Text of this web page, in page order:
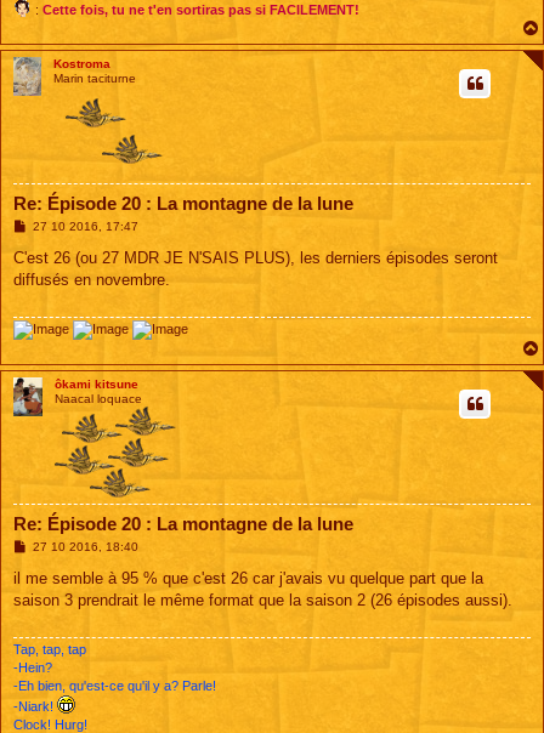
: Cette fois, tu ne t'en sortiras pas si FACILEMENT!
Kostroma
Marin taciturne
Re: Épisode 20 : La montagne de la lune
M
s
a
27 10 2016, 17:47
C'est 26 (ou 27 MDR JE N'SAIS PLUS), les derniers épisodes seront
diffusés en novembre.
ôkami kitsune
Naacal loquace
Re: Épisode 20 : La montagne de la lune
M
s
a
27 10 2016, 18:40
il me semble à 95 % que c'est 26 car j'avais vu quelque part que la
saison 3 prendrait le même format que la saison 2 (26 épisodes aussi).
Tap, tap, tap
-Hein?
-Eh bien, qu'est-ce qu'il y a? Parle!
-Niark!
Clock! Hurg!